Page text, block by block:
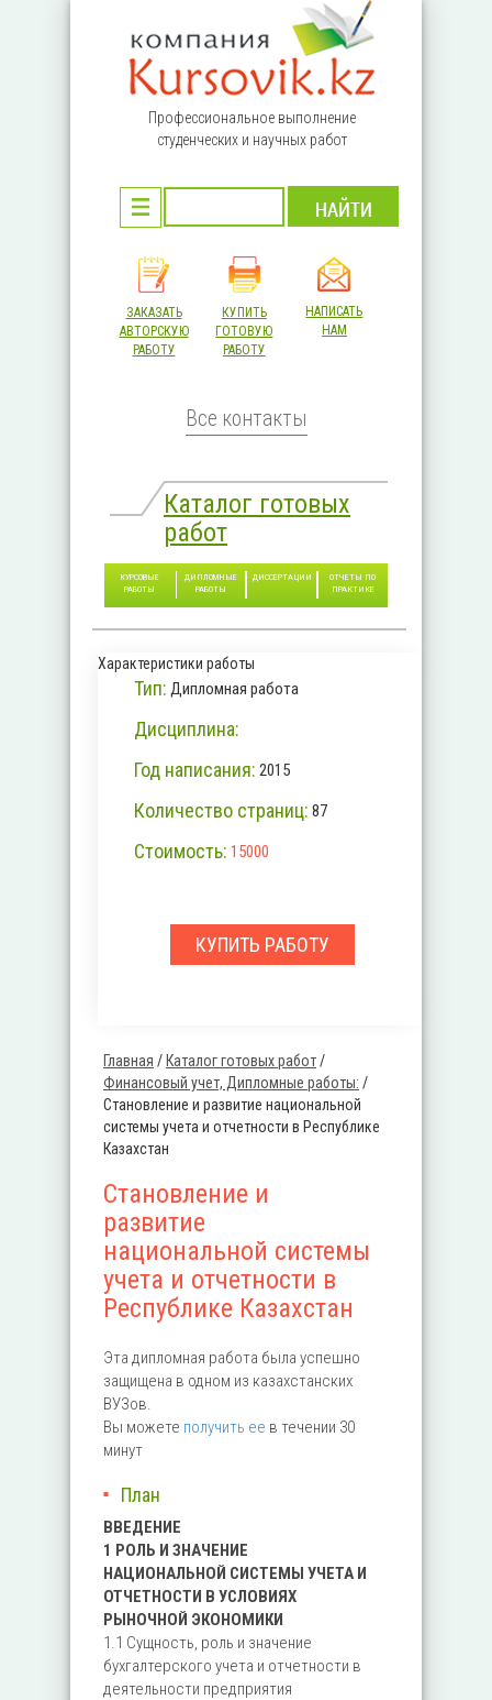
Профессиональное выполнение
студенческих и научных работ
ЗАКАЗАТЬ
АВТОРСКУЮ
РАБОТУ
КУПИТЬ
ГОТОВУЮ
РАБОТУ
НАПИСАТЬ
НАМ
Все контакты
Каталог готовых
работ
КУРСОВЫЕ
РАБОТЫ
ДИПЛОМНЫЕ
РАБОТЫ
ДИССЕРТАЦИИ
ОТЧЕТЫ ПО
ПРАКТИКЕ
Вы здесь
Главная / Каталог готовых работ/
Финансовый учет, Дипломные работы: /
Становление и развитие национальной
системы учета и отчетности в Республике
Казахстан
Становление и
развитие
национальной системы
учета и отчетности в
Республике Казахстан
Эта дипломная работа была успешно
защищена в одном из казахстанских
ВУЗов.
Вы можете получить ее в течении 30
минут
План
ВВЕДЕНИЕ
1 РОЛЬ И ЗНАЧЕНИЕ
НАЦИОНАЛЬНОЙ СИСТЕМЫ УЧЕТА И
ОТЧЕТНОСТИ В УСЛОВИЯХ
РЫНОЧНОЙ ЭКОНОМИКИ
1.1 Сущность, роль и значение
бухгалтерского учета и отчетности в
деятельности предприятия
Характеристики работы
Тип: Дипломная работа
Дисциплина:
Год написания: 2015
Количество страниц: 87
Стоимость: 15000
КУПИТЬ РАБОТУ